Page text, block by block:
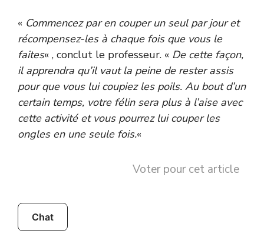
« Commencez par en couper un seul par jour et
récompensez-les à chaque fois que vous le
faites« , conclut le professeur. « De cette façon,
il apprendra qu’il vaut la peine de rester assis
pour que vous lui coupiez les poils. Au bout d’un
certain temps, votre félin sera plus à l’aise avec
cette activité et vous pourrez lui couper les
ongles en une seule fois.«
Voter pour cet article
Chat